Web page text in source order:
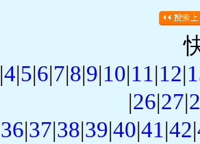
|4|5|6|7|8|9|10|11|12|
|26|27|
36|37|38|39|40|41|42|